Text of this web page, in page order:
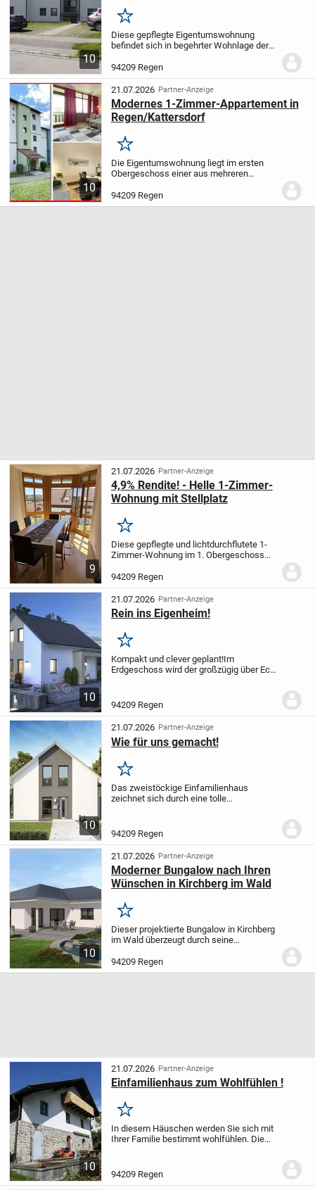
10
Merken
Diese gepflegte Eigentumswohnung
befindet sich in begehrter Wohnlage der
Obergeschoss einer gepflegten
Wohnanlage mit nur acht Wohneinheiten.
Sie überzeugt durch...
94209 Regen
10
21.07.2026 Partner-Anzeige
Modernes 1-Zimmer-Appartement in
Regen/Kattersdorf
Merken
Die Eigentumswohnung liegt im ersten
Obergeschoss einer aus mehreren
ca. 1983 in Massivbauweise errichtet
wurde. Wohnraum mit abgetrennten
94209 Regen
9
21.07.2026 Partner-Anzeige
4,9% Rendite! - Helle 1-Zimmer-
Wohnung mit Stellplatz
Merken
Diese gepflegte und lichtdurchflutete 1-
Zimmer-Wohnung im 1. Obergeschoss
im traditionellen bayerischen Stil bietet
eine hervorragende Gelegenheit für
Kapitalanlege...
94209 Regen
10
21.07.2026 Partner-Anzeige
Rein ins Eigenheim!
Merken
Kompakt und clever geplant!Im
Erdgeschoss wird der großzügig über Eck
Style 13.02 S zum Lebensmittelpunkt der
Bewohner....
94209 Regen
10
21.07.2026 Partner-Anzeige
Wie für uns gemacht!
Merken
Das zweistöckige Einfamilienhaus
zeichnet sich durch eine tolle
die Küche an. Viel Licht bringen die
bodentiefen...
94209 Regen
10
21.07.2026 Partner-Anzeige
Moderner Bungalow nach Ihren
Wünschen in Kirchberg im Wald
Merken
Dieser projektierte Bungalow in Kirchberg
im Wald überzeugt durch seine
Individualisierung und erstklassiger
Ausstattung auf einer Wohnfläche von
94209 Regen
10
21.07.2026 Partner-Anzeige
Einfamilienhaus zum Wohlfühlen !
Merken
In diesem Häuschen werden Sie sich mit
Ihrer Familie bestimmt wohlfühlen. Die
Isolierverglaste Holzsprossenfenster und
eine Pelletsheizu...
94209 Regen